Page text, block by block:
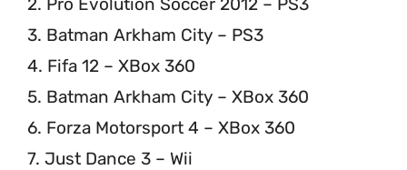
3. Batman Arkham City – PS3
4. Fifa 12 – XBox 360
5. Batman Arkham City – XBox 360
6. Forza Motorsport 4 – XBox 360
7. Just Dance 3 – Wii